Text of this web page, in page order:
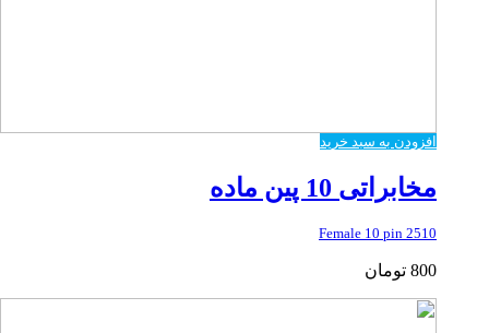
افزودن به سبد خرید
مخابراتی 10 پین ماده
2510 Female 10 pin
800 تومان